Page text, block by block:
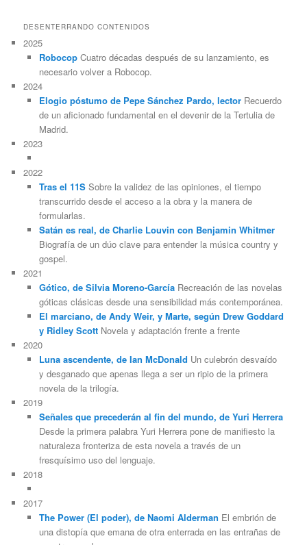
DESENTERRANDO CONTENIDOS
2025
RobocopCuatro décadas después de su lanzamiento, es
necesario volver a Robocop.
2024
Elogio póstumo de Pepe Sánchez Pardo, lectorRecuerdo
de un aficionado fundamental en el devenir de la Tertulia de
Madrid.
2023
2022
Tras el 11SSobre la validez de las opiniones, el tiempo
transcurrido desde el acceso a la obra y la manera de
formularlas.
Satán es real, de Charlie Louvin con Benjamin Whitmer
Biografía de un dúo clave para entender la música country y
gospel.
2021
Gótico, de Silvia Moreno-GarcíaRecreación de las novelas
góticas clásicas desde una sensibilidad más contemporánea.
El marciano, de Andy Weir, y Marte, según Drew Goddard
y Ridley ScottNovela y adaptación frente a frente
2020
Luna ascendente, de Ian McDonald Un culebrón desvaído
y desganado que apenas llega a ser un ripio de la primera
novela de la trilogía.
2019
Señales que precederán al fin del mundo, de Yuri Herrera
Desde la primera palabra Yuri Herrera pone de manifiesto la
naturaleza fronteriza de esta novela a través de un
fresquísimo uso del lenguaje.
2018
2017
The Power (El poder), de Naomi Alderman El embrión de
una distopía que emana de otra enterrada en las entrañas de